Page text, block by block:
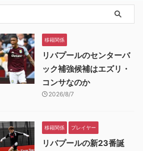
移籍関係
リバプールのセンターバ
ック補強候補はエズリ・
コンサなのか
2026/8/7
移籍関係 プレイヤー
リバプールの新23番誕